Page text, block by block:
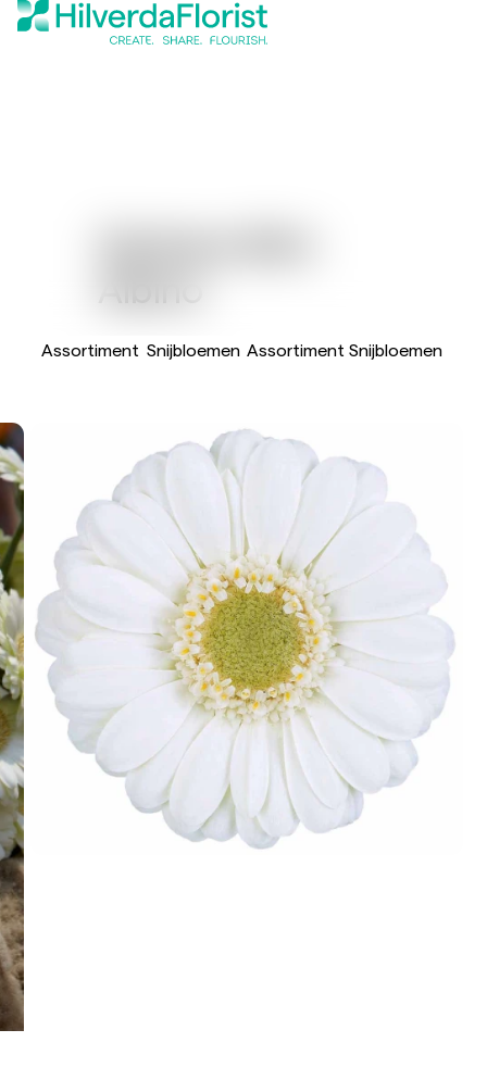
Assortiment Snijbloemen Assortiment Snijbloemen